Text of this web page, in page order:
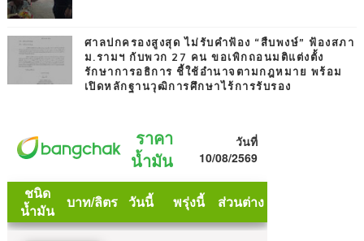
ศาลปกครองสูงสุด ไม่รับคำฟ้อง “สืบพงษ์” ฟ้องสภา
ม.รามฯ กับพวก 27 คน ขอเพิกถอนมติแต่งตั้ง
รักษาการอธิการ ชี้ใช้อำนาจตามกฎหมาย พร้อม
เปิดหลักฐานวุฒิการศึกษาไร้การรับรอง